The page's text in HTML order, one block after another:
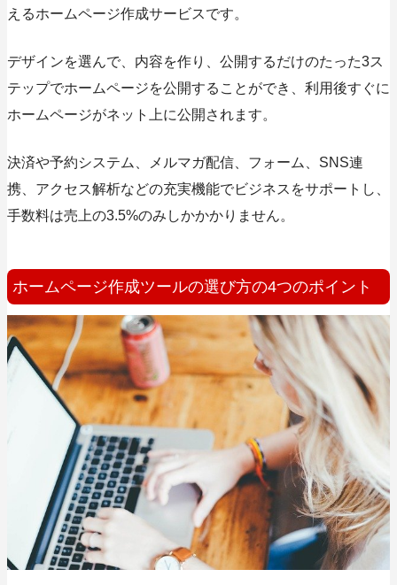
えるホームページ作成サービスです。
デザインを選んで、内容を作り、公開するだけのたった3ス
テップでホームページを公開することができ、利用後すぐに
ホームページがネット上に公開されます。
決済や予約システム、メルマガ配信、フォーム、SNS連
携、アクセス解析などの充実機能でビジネスをサポートし、
手数料は売上の3.5%のみしかかかりません。
ホームページ作成ツールの選び方の4つのポイント